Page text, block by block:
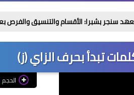
الأقسام والتنسيق والفرص بعد التخرج حتى 2026 / 2027
تبدأ بحرف الزاي (ز)
الحجم